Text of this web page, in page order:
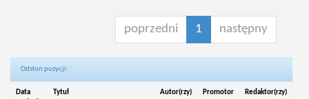
poprzedni 1 następny
Odsłon pozycji:
Data Tytuł Autor(rzy) Promotor Redaktor(rzy)